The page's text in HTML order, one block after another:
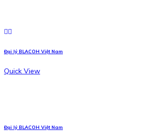
Đại lý BLACOH Việt Nam
Quick View
Đại lý BLACOH Việt Nam